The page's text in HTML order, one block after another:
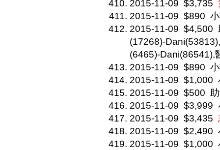
2015-11-09 $3,735
2015-11-09 $890
2015-11-09 $4,500
(17268)-
(6465)-Dani(86541),
2015-11-09 $890
2015-11-09 $1,000
2015-11-09 $500
2015-11-09 $3,999
2015-11-09 $3,435
2015-11-09 $2,490
2015-11-09 $1,000